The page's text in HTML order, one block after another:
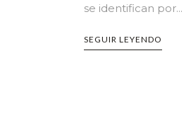
se identifican por...
SEGUIR LEYENDO